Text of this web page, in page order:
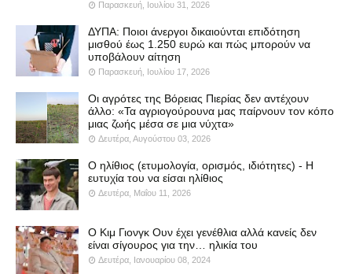
Παρασκευή, Ιουλίου 31, 2026
ΔΥΠΑ: Ποιοι άνεργοι δικαιούνται επιδότηση
μισθού έως 1.250 ευρώ και πώς μπορούν να
υποβάλουν αίτηση
Παρασκευή, Ιουλίου 17, 2026
Οι αγρότες της Βόρειας Πιερίας δεν αντέχουν
άλλο: «Τα αγριογούρουνα μας παίρνουν τον κόπο
μιας ζωής μέσα σε μια νύχτα»
Δευτέρα, Αυγούστου 03, 2026
Ο ηλίθιος (ετυμολογία, ορισμός, ιδιότητες) - Η
ευτυχία του να είσαι ηλίθιος
Δευτέρα, Μαΐου 11, 2026
Ο Κιμ Γιονγκ Ουν έχει γενέθλια αλλά κανείς δεν
είναι σίγουρος για την… ηλικία του
Δευτέρα, Ιανουαρίου 08, 2024